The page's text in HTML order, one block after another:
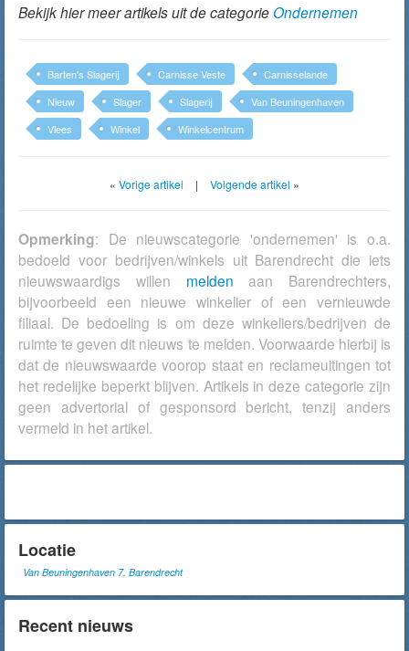
Bekijk hier meer artikels uit de categorieOndernemen
Barten's Slagerij Carnisse Veste
Carnisselande
Nieuw
Slager Slagerij
Van Beuningenhaven
Vlees
Winkel Winkelcentrum
« Vorige artikel | Volgende artikel »
Opmerking: De nieuwscategorie 'ondernemen' is o.a.
bedoeld voor bedrijven/winkels uit Barendrecht die iets
nieuwswaardigs willen melden aan Barendrechters,
bijvoorbeeld een nieuwe winkelier of een vernieuwde
filiaal. De bedoeling is om deze winkeliers/bedrijven de
ruimte te geven dit nieuws te melden. Voorwaarde hierbij is
dat de nieuwswaarde voorop staat en reclameuitingen tot
het redelijke beperkt blijven. Artikels in deze categorie zijn
geen advertorial of gesponsord bericht, tenzij anders
vermeld in het artikel.
Locatie
Van Beuningenhaven 7, Barendrecht
Recent nieuws